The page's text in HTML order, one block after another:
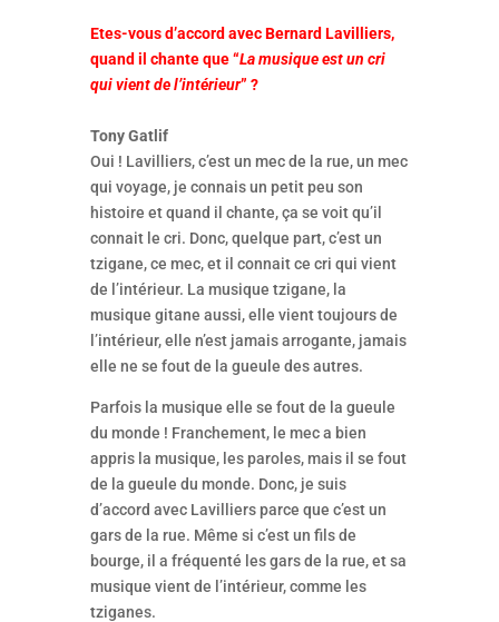
Etes-vous d’accord avec Bernard Lavilliers,
quand il chante que “La musique est un cri
qui vient de l’intérieur” ?
Tony Gatlif
Oui ! Lavilliers, c’est un mec de la rue, un mec
qui voyage, je connais un petit peu son
histoire et quand il chante, ça se voit qu’il
connait le cri. Donc, quelque part, c’est un
tzigane, ce mec, et il connait ce cri qui vient
de l’intérieur. La musique tzigane, la
musique gitane aussi, elle vient toujours de
l’intérieur, elle n’est jamais arrogante, jamais
elle ne se fout de la gueule des autres.
Parfois la musique elle se fout de la gueule
du monde ! Franchement, le mec a bien
appris la musique, les paroles, mais il se fout
de la gueule du monde. Donc, je suis
d’accord avec Lavilliers parce que c’est un
gars de la rue. Même si c’est un fils de
bourge, il a fréquenté les gars de la rue, et sa
musique vient de l’intérieur, comme les
tziganes.